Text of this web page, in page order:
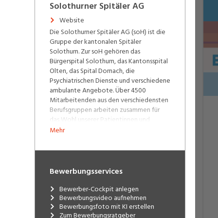
Solothurner Spitäler AG
Website
Die Solothurner Spitäler AG (soH) ist die
Gruppe der kantonalen Spitäler
Solothurn. Zur soH gehören das
Bürgerspital Solothurn, das Kantonsspital
Olten, das Spital Dornach, die
Psychiatrischen Dienste und verschiedene
ambulante Angebote. Über 4500
Mitarbeitenden aus den verschiedensten
Berufsgruppen arbeiten zusammen für
das Wohl unserer Patientinnen und
Patienten. Einziger Eigentümer der
zurzeit der Kanton Solothurn. Unsere
Bürgerspital Solothurn
Kantonsspital Olten
Spital Dornach
Psychiatrische Dienste
Ambulante Dienste
Mehr
Bewerbungsservices
Bewerber-Cockpit anlegen
Bewerbungsvideo aufnehmen
Bewerbungsfoto mit KI erstellen
Zum Bewerbungsratgeber